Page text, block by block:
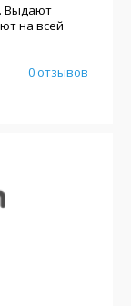
Выдают
на всей
0 отзывов